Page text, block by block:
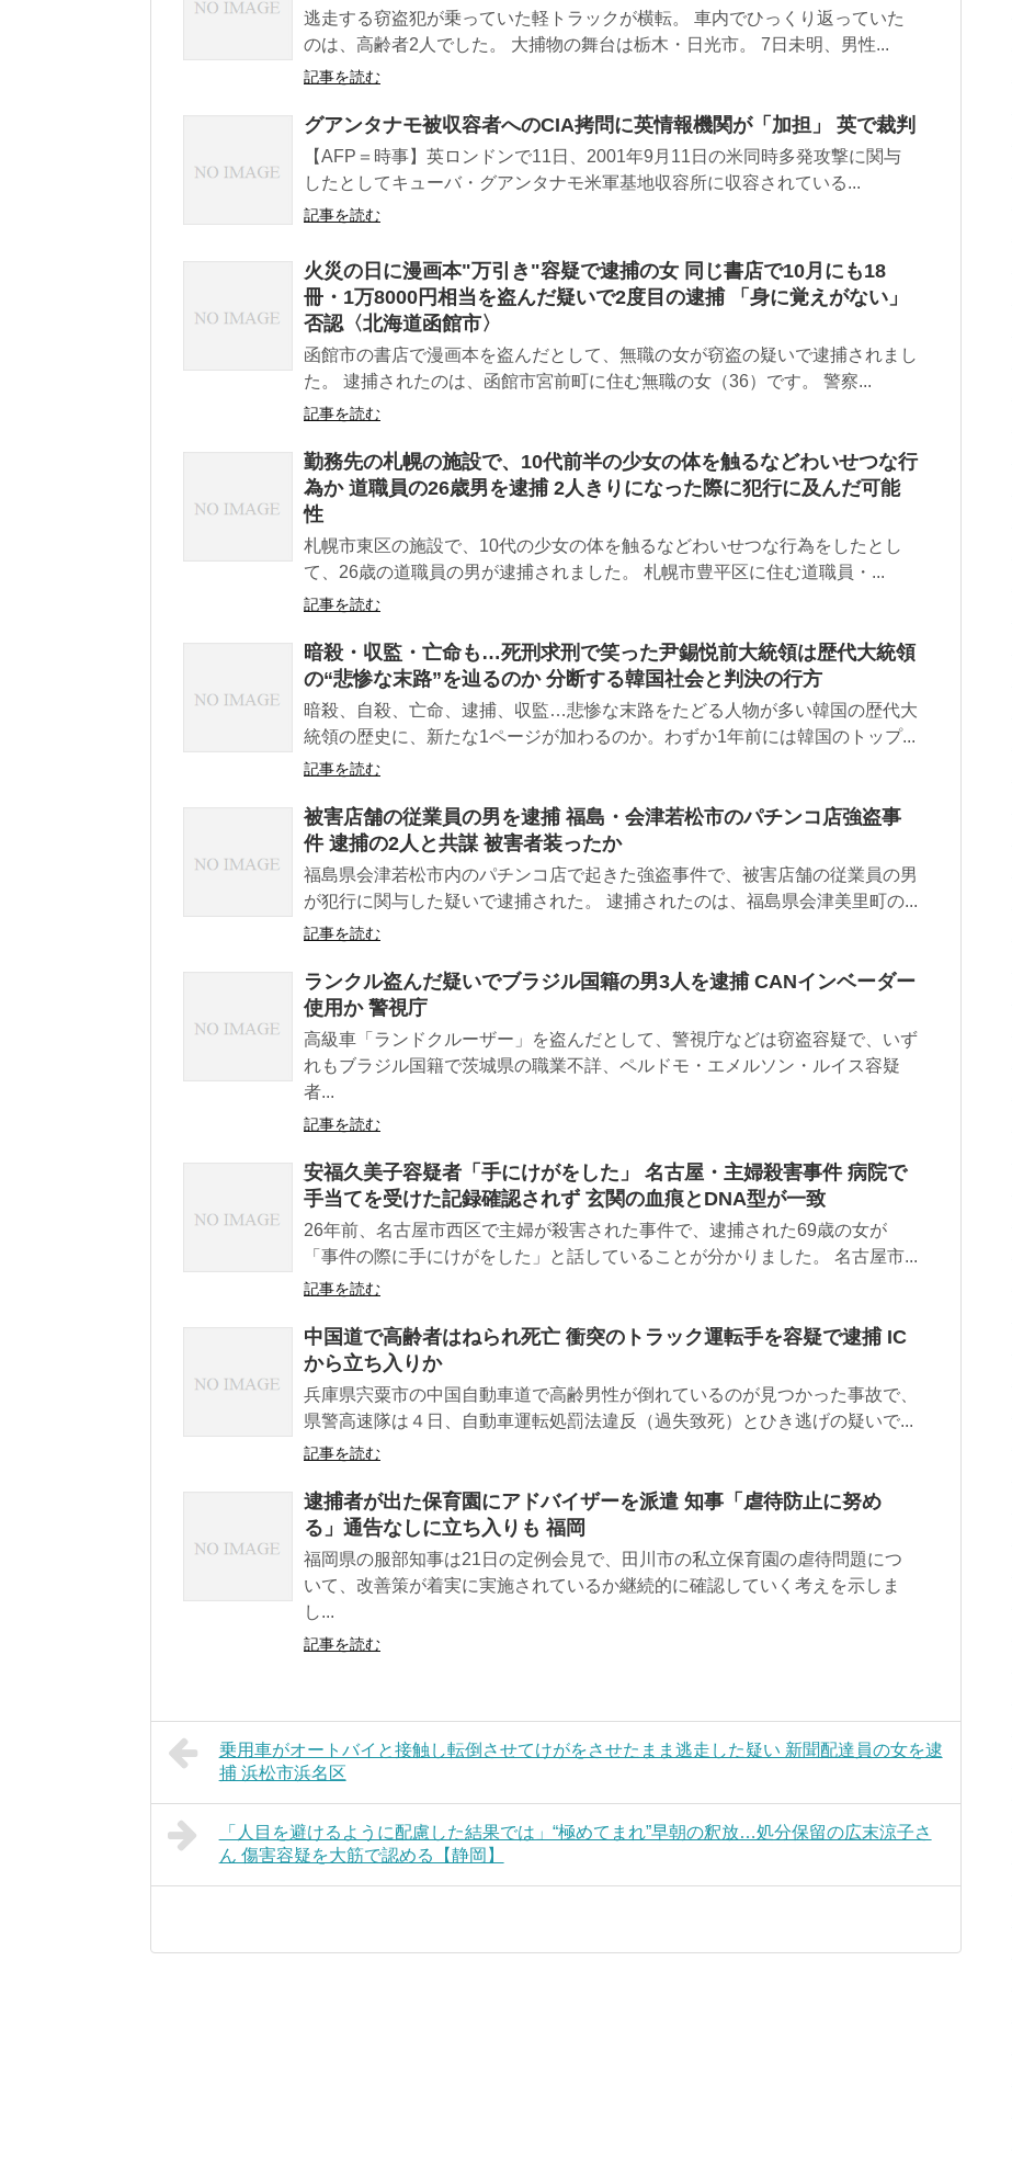
逃走する窃盗犯が乗っていた軽トラックが横転。 車内でひっくり返っていた
のは、高齢者2人でした。 大捕物の舞台は栃木・日光市。 7日未明、男性...
記事を読む
グアンタナモ被収容者へのCIA拷問に英情報機関が「加担」 英で裁判
【AFP＝時事】英ロンドンで11日、2001年9月11日の米同時多発攻撃に関与
したとしてキューバ・グアンタナモ米軍基地収容所に収容されている...
記事を読む
火災の日に漫画本"万引き"容疑で逮捕の女 同じ書店で10月にも18
冊・1万8000円相当を盗んだ疑いで2度目の逮捕 「身に覚えがない」
否認〈北海道函館市〉
函館市の書店で漫画本を盗んだとして、無職の女が窃盗の疑いで逮捕されまし
た。 逮捕されたのは、函館市宮前町に住む無職の女（36）です。 警察...
記事を読む
勤務先の札幌の施設で、10代前半の少女の体を触るなどわいせつな行
為か 道職員の26歳男を逮捕 2人きりになった際に犯行に及んだ可能
性
札幌市東区の施設で、10代の少女の体を触るなどわいせつな行為をしたとし
て、26歳の道職員の男が逮捕されました。 札幌市豊平区に住む道職員・...
記事を読む
暗殺・収監・亡命も…死刑求刑で笑った尹錫悦前大統領は歴代大統領
の“悲惨な末路”を辿るのか 分断する韓国社会と判決の行方
暗殺、自殺、亡命、逮捕、収監…悲惨な末路をたどる人物が多い韓国の歴代大
統領の歴史に、新たな1ページが加わるのか。わずか1年前には韓国のトップ...
記事を読む
被害店舗の従業員の男を逮捕 福島・会津若松市のパチンコ店強盗事
件 逮捕の2人と共謀 被害者装ったか
福島県会津若松市内のパチンコ店で起きた強盗事件で、被害店舗の従業員の男
が犯行に関与した疑いで逮捕された。 逮捕されたのは、福島県会津美里町の...
記事を読む
ランクル盗んだ疑いでブラジル国籍の男3人を逮捕 CANインベーダー
使用か 警視庁
高級車「ランドクルーザー」を盗んだとして、警視庁などは窃盗容疑で、いず
れもブラジル国籍で茨城県の職業不詳、ペルドモ・エメルソン・ルイス容疑
者...
記事を読む
安福久美子容疑者「手にけがをした」 名古屋・主婦殺害事件 病院で
手当てを受けた記録確認されず 玄関の血痕とDNA型が一致
26年前、名古屋市西区で主婦が殺害された事件で、逮捕された69歳の女が
「事件の際に手にけがをした」と話していることが分かりました。 名古屋市...
記事を読む
中国道で高齢者はねられ死亡 衝突のトラック運転手を容疑で逮捕 IC
から立ち入りか
兵庫県宍粟市の中国自動車道で高齢男性が倒れているのが見つかった事故で、
県警高速隊は４日、自動車運転処罰法違反（過失致死）とひき逃げの疑いで...
記事を読む
逮捕者が出た保育園にアドバイザーを派遣 知事「虐待防止に努め
る」通告なしに立ち入りも 福岡
福岡県の服部知事は21日の定例会見で、田川市の私立保育園の虐待問題につ
いて、改善策が着実に実施されているか継続的に確認していく考えを示しま
し...
記事を読む
乗用車がオートバイと接触し転倒させてけがをさせたまま逃走した疑い 新聞配達員の女を逮
捕 浜松市浜名区
「人目を避けるように配慮した結果では」“極めてまれ”早朝の釈放…処分保留の広末涼子さ
ん 傷害容疑を大筋で認める【静岡】